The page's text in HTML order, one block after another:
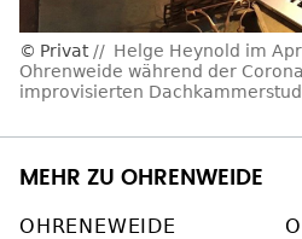
Privat
Helge Heynold im
Ohrenweide während der
improvisierten
MEHR ZU OHRENWEIDE
OHRENEWEIDE